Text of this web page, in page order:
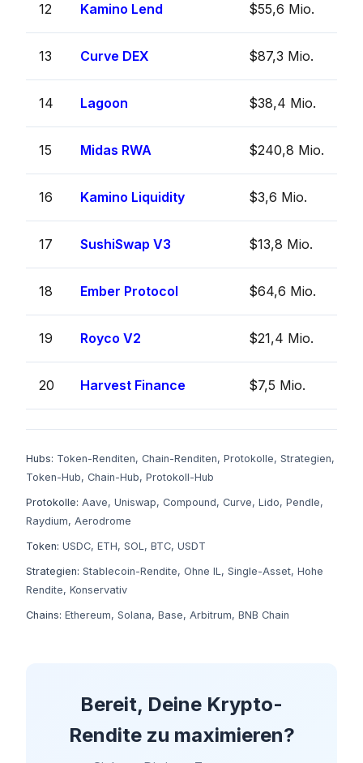
12 Kamino Lend $55,6 Mio.
13 Curve DEX $87,3 Mio.
14 Lagoon $38,4 Mio.
15 Midas RWA $240,8 Mio.
16 Kamino Liquidity $3,6 Mio.
17 SushiSwap V3 $13,8 Mio.
18 Ember Protocol $64,6 Mio.
19 Royco V2 $21,4 Mio.
20 Harvest Finance $7,5 Mio.
Hubs: Token-Renditen, Chain-Renditen, Protokolle, Strategien,
Token-Hub, Chain-Hub, Protokoll-Hub
Protokolle: Aave, Uniswap, Compound, Curve, Lido, Pendle,
Raydium, Aerodrome
Token: USDC, ETH, SOL, BTC, USDT
Strategien: Stablecoin-Rendite, Ohne IL, Single-Asset, Hohe
Rendite, Konservativ
Chains: Ethereum, Solana, Base, Arbitrum, BNB Chain
Bereit, Deine Krypto-
Rendite zu maximieren?